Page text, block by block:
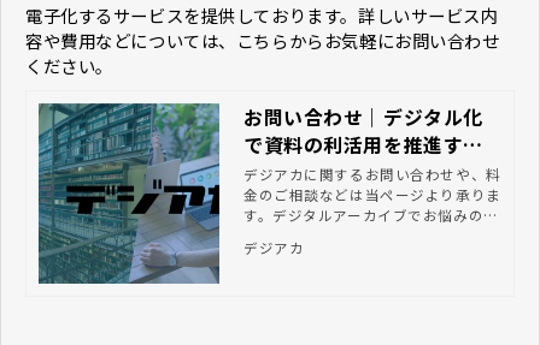
電子化するサービスを提供しております。詳しいサービス内
容や費用などについては、こちらからお気軽にお問い合わせ
ください。
お問い合わせ｜デジタル化
で資料の利活用を推進する
ならデジアカ
デジアカに関するお問い合わせや、料
金のご相談などは当ページより承りま
す。デジタルアーカイブでお悩みの方
デジアカ